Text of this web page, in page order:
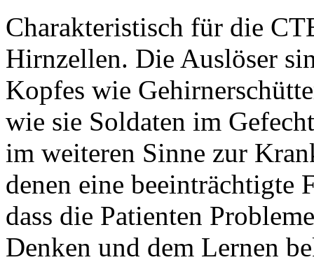
Charakteristisch für die
Hirnzellen. Die Auslöser
Kopfes wie
wie sie Soldaten im
im weiteren Sinne zur
denen eine beeinträchtigte
dass die Patienten
Denken und dem Lernen